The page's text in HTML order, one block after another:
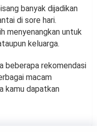
banyak dijadikan
di sore hari.
menyenangkan untuk
keluarga.
beberapa rekomendasi
macam
kamu dapatkan